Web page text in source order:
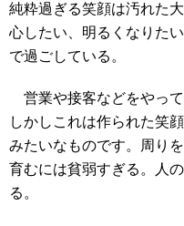
純粋過ぎる笑顔は汚れた
心したい、明るくなりた
で過ごしている。
営業や接客などをやって
しかしこれは作られた笑
みたいなものです。周り
育むには貧弱すぎる。人
る。